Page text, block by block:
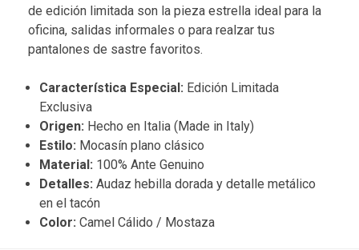
de edición limitada son la pieza estrella ideal para la
oficina, salidas informales o para realzar tus
pantalones de sastre favoritos.
Característica Especial: Edición Limitada
Exclusiva
Origen: Hecho en Italia (Made in Italy)
Estilo: Mocasín plano clásico
Material: 100% Ante Genuino
Detalles: Audaz hebilla dorada y detalle metálico
en el tacón
Color: Camel Cálido / Mostaza